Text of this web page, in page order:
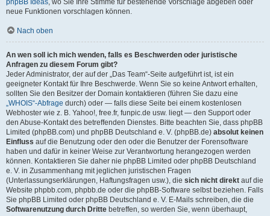
phpBB Ideas, wo Sie Ihre Stimme für bestehende Vorschläge abgeben oder
neue Funktionen vorschlagen können.
Nach oben
An wen soll ich mich wenden, falls es Beschwerden oder juristische
Anfragen zu diesem Forum gibt?
Jeder Administrator, der auf der „Das Team“-Seite aufgeführt ist, ist ein
geeigneter Kontakt für Ihre Beschwerde. Wenn Sie so keine Antwort erhalten,
sollten Sie den Besitzer der Domain kontaktieren (führen Sie dazu eine
„WHOIS“-Abfrage durch) oder — falls diese Seite bei einem kostenlosen
Webhoster wie z. B. Yahoo!, free.fr, funpic.de usw. liegt — den Support oder
den Abuse-Kontakt des betreffenden Dienstes. Bitte beachten Sie, dass phpBB
Limited (phpBB.com) und phpBB Deutschland e. V. (phpBB.de) absolut keinen
Einfluss auf die Benutzung oder den oder die Benutzer der Forensoftware
haben und dafür in keiner Weise zur Verantwortung herangezogen werden
können. Kontaktieren Sie daher nie phpBB Limited oder phpBB Deutschland
e. V. in Zusammenhang mit jeglichen juristischen Fragen
(Unterlassungserklärungen, Haftungsfragen usw.), die sich nicht direkt auf die
Website phpbb.com, phpbb.de oder die phpBB-Software selbst beziehen. Falls
Sie phpBB Limited oder phpBB Deutschland e. V. E-Mails schreiben, die die
Softwarenutzung durch Dritte betreffen, so werden Sie, wenn überhaupt,